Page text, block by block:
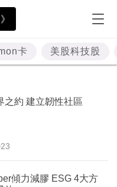
卡 美股科技股
之約 建立韌性社區
傾力減膠 ESG 4大方